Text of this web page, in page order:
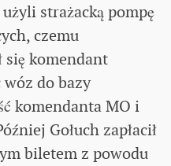
strażacką pompę
czemu
się komendant
wóz do bazy
komendanta MO i
Gołuch zapłacił
biletem z powodu